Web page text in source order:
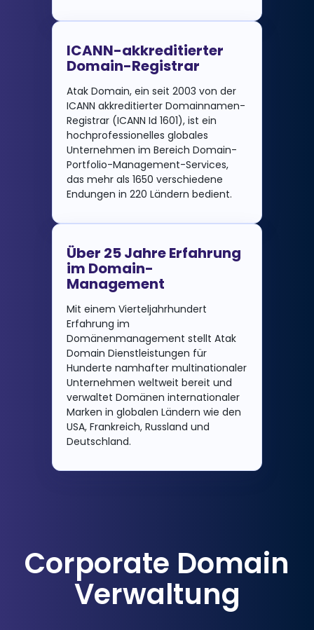
ICANN-akkreditierter
Domain-Registrar
Atak Domain, ein seit 2003 von der
ICANN akkreditierter Domainnamen-
Registrar (ICANN Id 1601), ist ein
hochprofessionelles globales
Unternehmen im Bereich Domain-
Portfolio-Management-Services,
das mehr als 1650 verschiedene
Endungen in 220 Ländern bedient.
Über 25 Jahre Erfahrung
im Domain-
Management
Mit einem Vierteljahrhundert
Erfahrung im
Domänenmanagement stellt Atak
Domain Dienstleistungen für
Hunderte namhafter multinationaler
Unternehmen weltweit bereit und
verwaltet Domänen internationaler
Marken in globalen Ländern wie den
USA, Frankreich, Russland und
Deutschland.
Corporate Domain
Verwaltung